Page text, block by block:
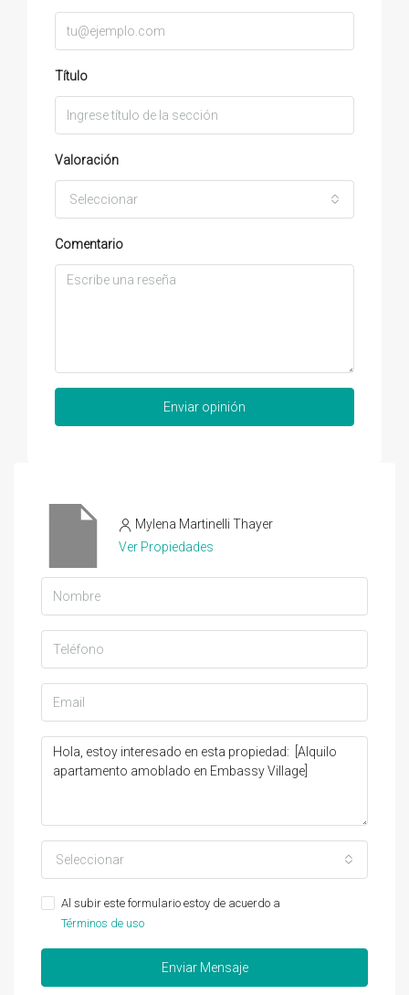
Título
Valoración
Seleccionar
Comentario
Enviar opinión
Mylena Martinelli Thayer
Ver Propiedades
Seleccionar
Al subir este formulario estoy de acuerdo a
Términos de uso
Enviar Mensaje